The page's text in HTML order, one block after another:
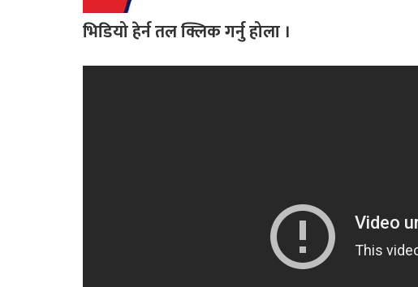
भिडियो हेर्न तल क्लिक गर्नु होला ।